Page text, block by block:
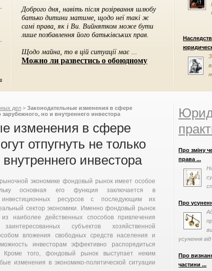
дел > Законодательные изменения в сфере
но и внутреннего инвестора
изменения в сфере
отпугнуть не только
инвестора
экономике фондовый рынок имеет особое
основная его функция заключается в
инвестиционных ресурсов с последующим их
сектор экономики. Именно фондовый рынок
наиболее действенных способов привлечения
субъектов хозяйственной
вложения свободных средств населения и
инвесторам эффективно распорядиться
Кроме того, фондовый рынок выступает неким
изменения в экономико-политической ситуации
Про зміну
права ...
Про
усунення
Про
частини ...